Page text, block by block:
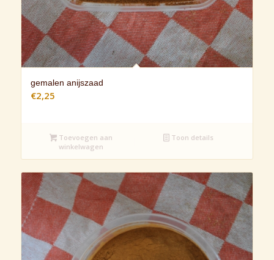
gemalen anijszaad
€2,25
Toevoegen aan
winkelwagen
Toon details